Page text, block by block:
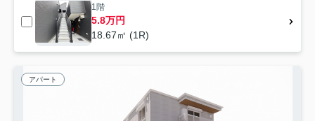
1階
5.8万円
18.67㎡ (1R)
アパート